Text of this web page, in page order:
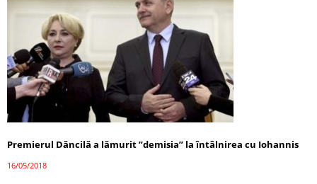
Premierul Dăncilă a lămurit ”demisia” la întâlnirea cu Iohannis
16/05/2018